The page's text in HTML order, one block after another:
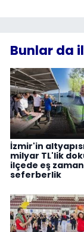
Bunlar da
İzmir'in
milyar TL'lik
ilçede eş
seferberlik